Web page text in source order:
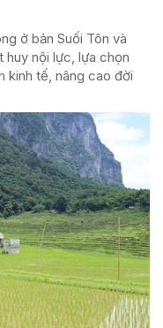
ở bản Suối Tôn và
huy nội lực, lựa chọn
kinh tế, nâng cao đời